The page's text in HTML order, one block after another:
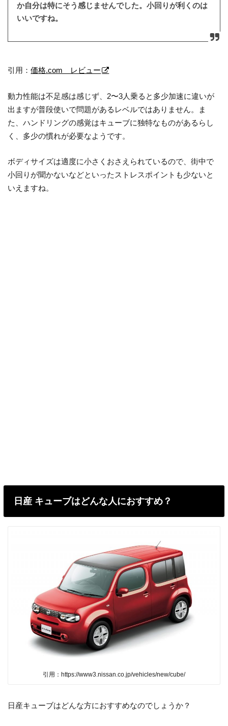
か自分は特にそう感じませんでした。小回りが利くのは
いいですね。
引用：価格.com レビュー
動力性能は不足感は感じず、2〜3人乗ると多少加速に違いが
出ますが普段使いで問題があるレベルではありません。ま
た、ハンドリングの感覚はキューブに独特なものがあるらし
く、多少の慣れが必要なようです。
ボディサイズは適度に小さくおさえられているので、街中で
小回りが聞かないなどといったストレスポイントも少ないと
いえますね。
日産 キューブはどんな人におすすめ？
引用：https://www3.nissan.co.jp/vehicles/new/cube/
日産キューブはどんな方におすすめなのでしょうか？